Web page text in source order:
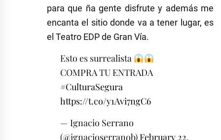
para que ña gente disfrute y además me
encanta el sitio donde va a tener lugar, es
el Teatro EDP de Gran Vía.
Esto es surrealista
COMPRA TU ENTRADA
#CulturaSegura
https://t.co/y1Avi7ngC6
— Ignacio Serrano
(@ignacioserranob) February 22,